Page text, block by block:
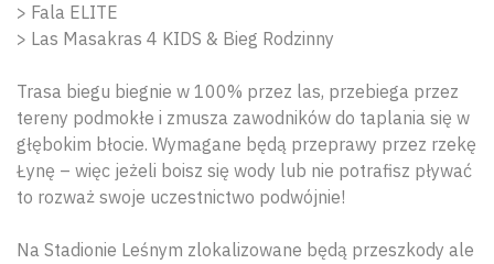
> Fala ELITE
> Las Masakras 4 KIDS & Bieg Rodzinny
Trasa biegu biegnie w 100% przez las, przebiega przez
tereny podmokłe i zmusza zawodników do taplania się w
głębokim błocie. Wymagane będą przeprawy przez rzekę
Łynę – więc jeżeli boisz się wody lub nie potrafisz pływać
to rozważ swoje uczestnictwo podwójnie!
Na Stadionie Leśnym zlokalizowane będą przeszkody ale